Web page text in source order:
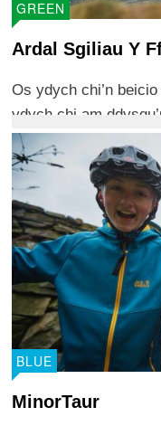
GREEN
Ardal Sgiliau Y
Os ydych chi’n
ydych chi am
BLUE
MinorTaur